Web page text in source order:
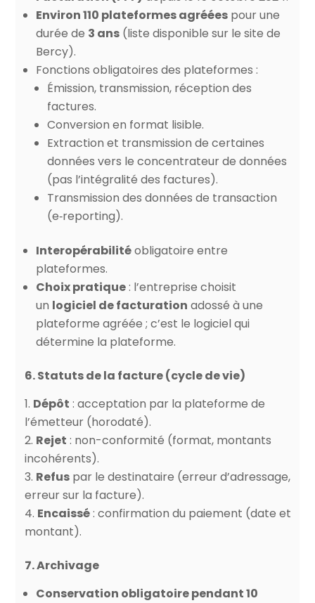
Environ 110 plateformes agrééespour une
durée de 3 ans(liste disponible sur le site de
Bercy).
Fonctions obligatoires des plateformes :
Émission, transmission, réception des
factures.
Conversion en format lisible.
Extraction et transmission de certaines
données vers le concentrateur de données
(pas l’intégralité des factures).
Transmission des données de transaction
(e‑reporting).
Interopérabilitéobligatoire entre
plateformes.
Choix pratique: l’entreprise choisit
un logiciel de facturation adossé à une
plateforme agréée ; c’est le logiciel qui
détermine la plateforme.
6. Statuts de la facture (cycle de vie)
Dépôt : acceptation par la plateforme de
l’émetteur (horodaté).
Rejet : non-conformité (format, montants
incohérents).
Refuspar le destinataire (erreur d’adressage,
erreur sur la facture).
Encaissé: confirmation du paiement (date et
montant).
7. Archivage
Conservation obligatoire pendant 10